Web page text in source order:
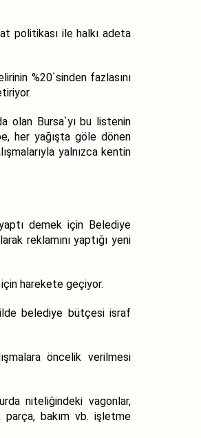
politikası ile halkı adeta
%20`sinden fazlasını
olan Bursa`yı bu listenin
her yağışta göle dönen
yalnızca kentin
demek için Belediye
reklamını yaptığı yeni
için harekete geçiyor.
belediye bütçesi israf
öncelik verilmesi
niteliğindeki vagonlar,
parça, bakım vb. işletme